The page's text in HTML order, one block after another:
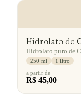
Hidrolato de
Hidrolato puro de
250 ml
1 litro
a partir de
R$ 45,00